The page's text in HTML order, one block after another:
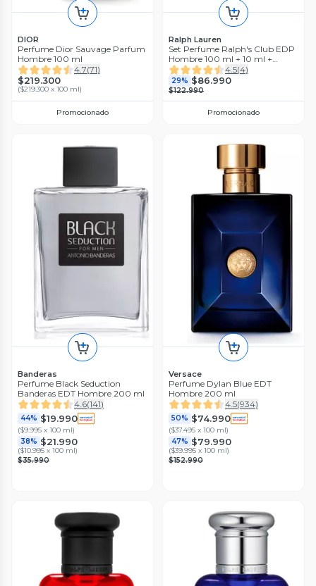
DIOR
Perfume Dior Sauvage Parfum
Hombre 100 ml
4.7(71)
$219.300
($219.300 x 100 ml)
Promocionado
Ralph Lauren
Set Perfume Ralph's Club EDP
Hombre 100 ml + 10 ml +
Desodorante 75g Ralph Lauren
4.5(4)
29% $86.990
$122.990
Promocionado
Banderas
Perfume Black Seduction
Banderas EDT Hombre 200 ml
4.6(141)
44% $19.990
($9.995 x 100 ml)
38% $21.990
($10.995 x 100 ml)
$35.990
Versace
Perfume Dylan Blue EDT
Hombre 200 ml
4.5(934)
50% $74.990
($37.495 x 100 ml)
47% $79.990
($39.995 x 100 ml)
$152.990